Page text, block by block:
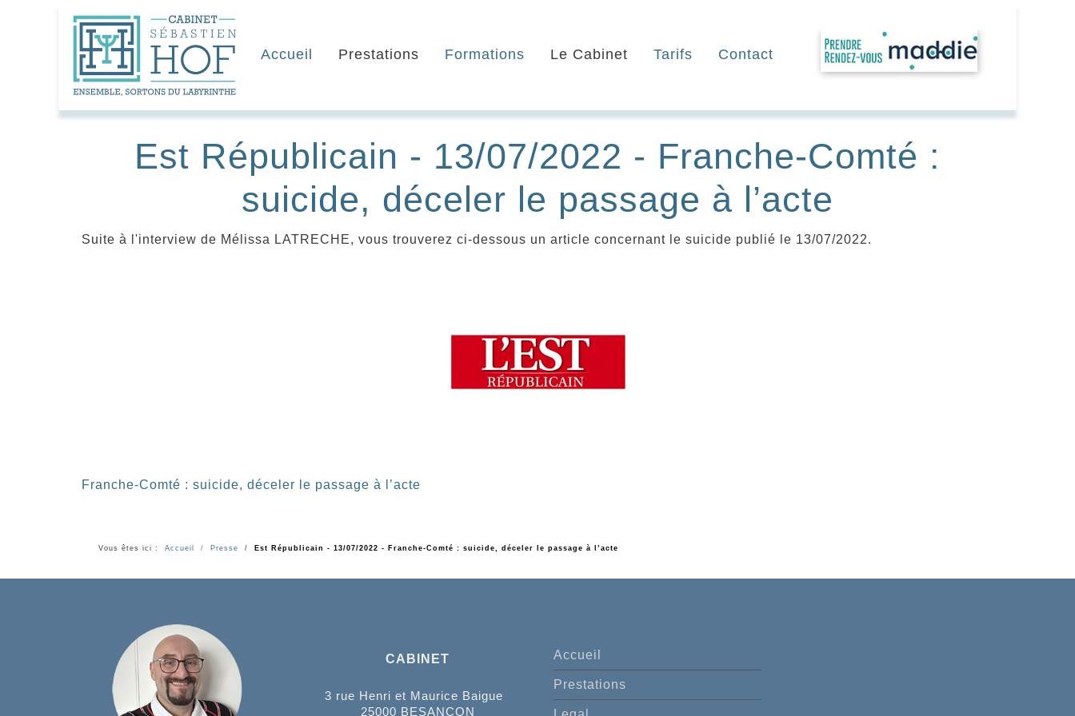
Accueil Prestations Formations Le Cabinet Tarifs Contact
Est Républicain - 13/07/2022 - Franche-Comté :
suicide, déceler le passage à l’acte
Suite à l'interview de Mélissa LATRECHE, vous trouverez ci-dessous un article concernant le suicide publié le 13/07/2022.
Franche-Comté : suicide, déceler le passage à l’acte
Vous êtes ici : Accueil Presse Est Républicain - 13/07/2022 - Franche-Comté : suicide, déceler le passage à l’acte
CABINET
3 rue Henri et Maurice Baigue
25000 BESANCON
Accueil
Prestations